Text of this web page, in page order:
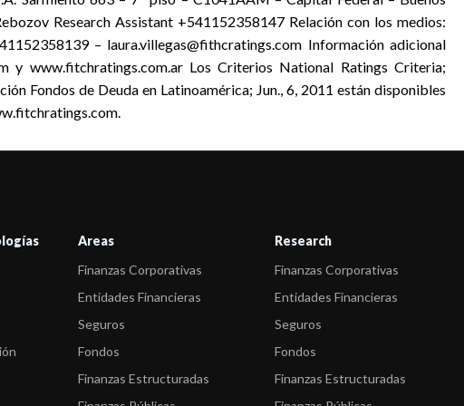
Research Assistant +541152358147 Relación con los medios:
– laura.villegas@fithcratings.com Información adicional
y www.fitchratings.com.ar Los Criterios National Ratings Criteria;
Fondos de Deuda en Latinoamérica; Jun., 6, 2011 están disponibles
Areas
Finanzas Corporativas
Entidades Financieras
Seguros
Fondos
Finanzas Estructuradas
Research
Finanzas Corporativas
Entidades Financieras
Seguros
Fondos
Finanzas Estructuradas